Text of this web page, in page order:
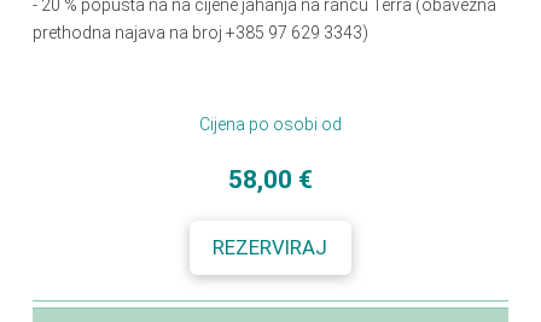
- 20 % popusta na na cijene jahanja na ranču Terra (obavezna
prethodna najava na broj +385 97 629 3343)
Cijena po osobi od
58,00 €
REZERVIRAJ